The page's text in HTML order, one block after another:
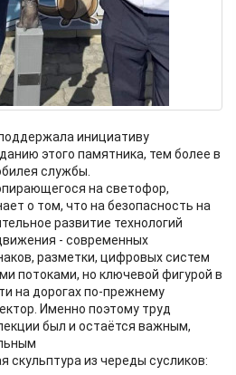
инициативу
этого памятника, тем более в
службы.
на светофор,
о том, что на безопасность на
развитие технологий
- современных
разметки, цифровых систем
потоками, но ключевой фигурой в
на дорогах по-прежнему
Именно поэтому труд
был и остаётся важным,
скульптура из череды сусликов: